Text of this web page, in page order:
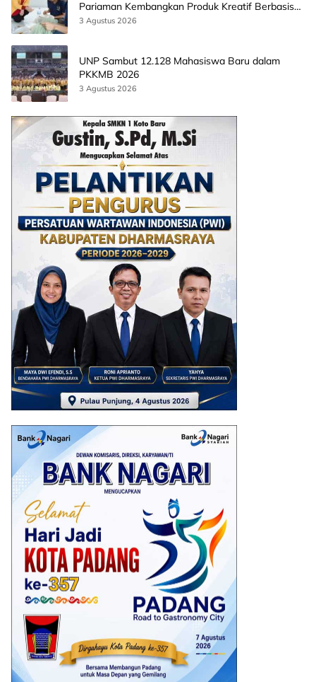
Pariaman Kembangkan Produk Kreatif Berbasis
AI
3 Agustus 2026
UNP Sambut 12.128 Mahasiswa Baru dalam
PKKMB 2026
3 Agustus 2026